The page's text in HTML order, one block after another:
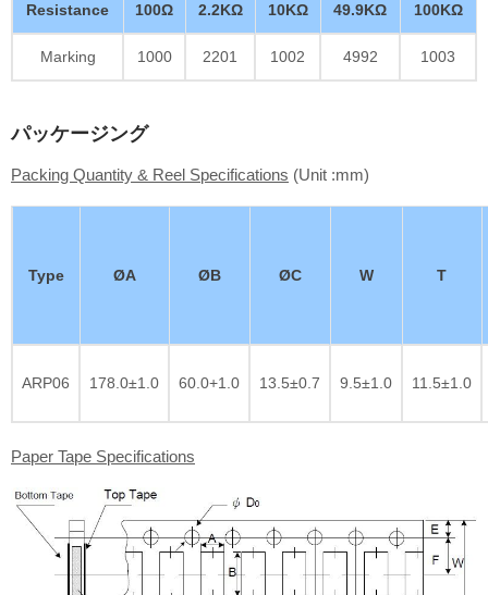
Resistance 100Ω 2.2KΩ 10KΩ 49.9KΩ 100KΩ
Marking 1000 2201 1002 4992 1003
パッケージング
Packing Quantity & Reel Specifications (Unit :mm)
Type ØA ØB ØC W T
ARP06 178.0±1.0 60.0+1.0 13.5±0.7 9.5±1.0 11.5±1.0
Paper Tape Specifications